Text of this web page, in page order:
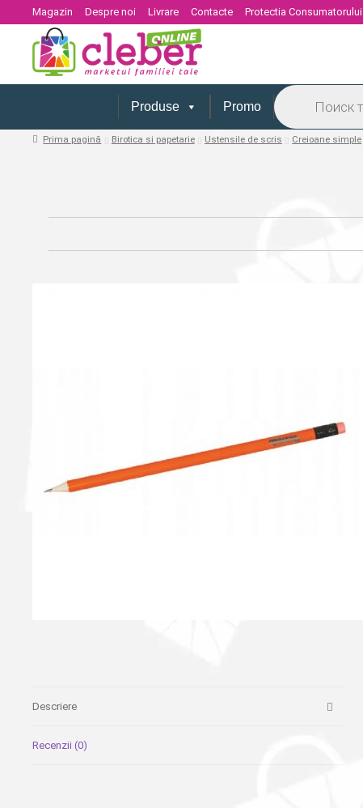
Magazin Despre noi Livrare Contacte Protectia Consumatorului
Produse Promo
Products
search
Prima pagină Birotica si papetarie Ustensile de scris Creioane simple
Descriere
Recenzii (0)